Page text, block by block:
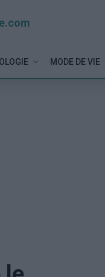
MODE DE VIE